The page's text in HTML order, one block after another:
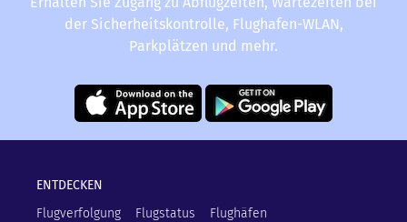
der Sicherheitskontrolle, Flughafen-WLAN,
Parkplätzen und mehr.
ENTDECKEN
Flugverfolgung
Flugstatus Flughäfen